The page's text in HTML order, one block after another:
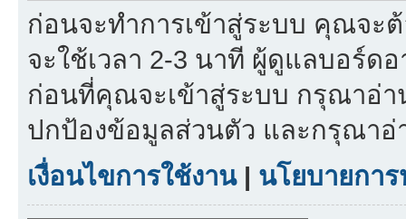
ก่อนจะทำการเข้าสู่ระบบ คุณจะ
จะใช้เวลา 2-3 นาที ผู้ดูแลบอร์ด
ก่อนที่คุณจะเข้าสู่ระบบ กรุณาอ่า
ปกป้องข้อมูลส่วนตัว และกรุณาอ่
เงื่อนไขการใช้งาน| นโยบายกา